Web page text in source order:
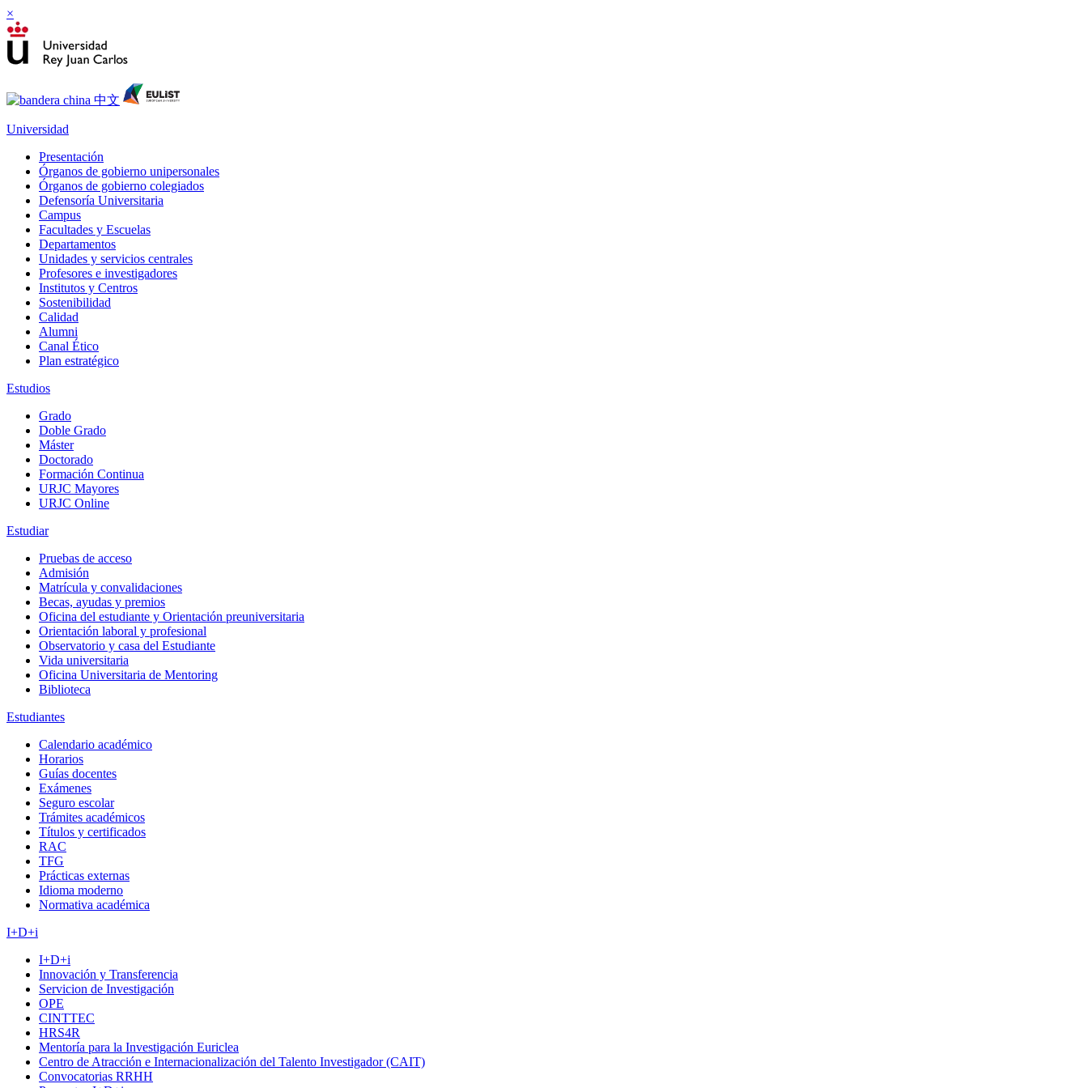
×
Universidad
Presentación
Órganos de gobierno unipersonales
Órganos de gobierno colegiados
Defensoría Universitaria
Campus
Facultades y Escuelas
Departamentos
Unidades y servicios centrales
Profesores e investigadores
Institutos y Centros
Sostenibilidad
Calidad
Alumni
Canal Ético
Plan estratégico
Estudios
Grado
Doble Grado
Máster
Doctorado
Formación Continua
URJC Mayores
URJC Online
Estudiar
Pruebas de acceso
Admisión
Matrícula y convalidaciones
Becas, ayudas y premios
Oficina del estudiante y Orientación preuniversitaria
Orientación laboral y profesional
Observatorio y casa del Estudiante
Vida universitaria
Oficina Universitaria de Mentoring
Biblioteca
Estudiantes
Calendario académico
Horarios
Guías docentes
Exámenes
Seguro escolar
Trámites académicos
Títulos y certificados
RAC
TFG
Prácticas externas
Idioma moderno
Normativa académica
I+D+i
I+D+i
Innovación y Transferencia
Servicion de Investigación
OPE
CINTTEC
HRS4R
Mentoría para la Investigación Euriclea
Centro de Atracción e Internacionalización del Talento Investigador (CAIT)
Convocatorias RRHH